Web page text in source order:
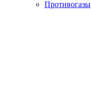
Противогазы